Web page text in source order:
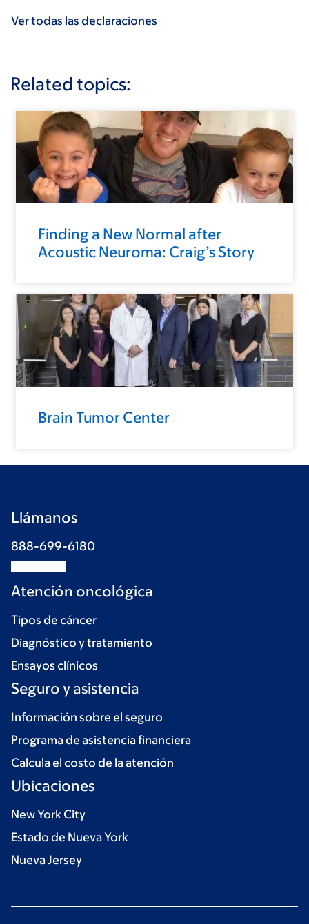
Ver todas las declaraciones
Related topics:
Finding a New Normal after
Acoustic Neuroma: Craig’s Story
Brain Tumor Center
Llámanos
888-699-6180
Atención oncológica
Tipos de cáncer
Diagnóstico y tratamiento
Ensayos clínicos
Seguro y asistencia
Información sobre el seguro
Programa de asistencia financiera
Calcula el costo de la atención
Ubicaciones
New York City
Estado de Nueva York
Nueva Jersey